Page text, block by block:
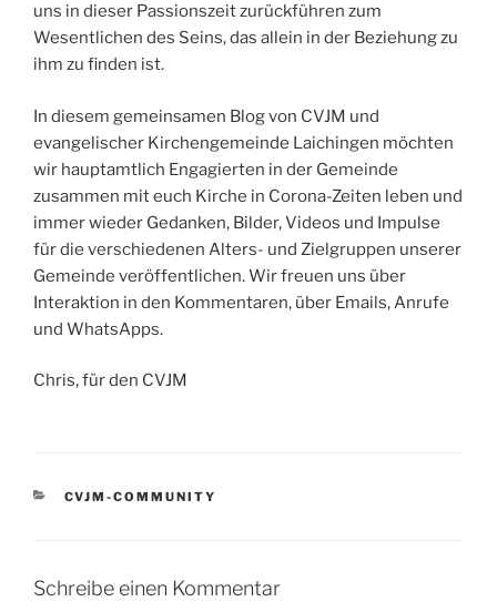
uns in dieser Passionszeit zurückführen zum
Wesentlichen des Seins, das allein in der Beziehung zu
ihm zu finden ist.
In diesem gemeinsamen Blog von CVJM und
evangelischer Kirchengemeinde Laichingen möchten
wir hauptamtlich Engagierten in der Gemeinde
zusammen mit euch Kirche in Corona-Zeiten leben und
immer wieder Gedanken, Bilder, Videos und Impulse
für die verschiedenen Alters- und Zielgruppen unserer
Gemeinde veröffentlichen. Wir freuen uns über
Interaktion in den Kommentaren, über Emails, Anrufe
und WhatsApps.
Chris, für den CVJM
KATEGORIEN
CVJM-COMMUNITY
Schreibe einen Kommentar